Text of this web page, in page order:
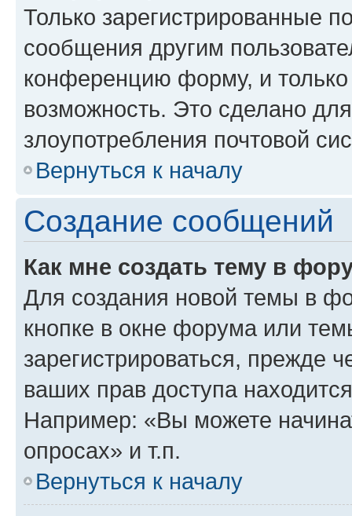
Только зарегистрированные
сообщения другим
конференцию форму, и
возможность. Это сделано
злоупотребления почтовой
Вернуться к началу
Создание сообщений
Как мне создать тему в
Для создания новой темы в
кнопке в окне форума или
зарегистрироваться, прежде
ваших прав доступа
Например: «Вы можете
опросах» и т.п.
Вернуться к началу